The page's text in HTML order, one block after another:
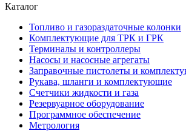
Каталог
Топливо и газораздаточные колонки
Комплектующие для ТРК и ГРК
Терминалы и контроллеры
Насосы и насосные агрегаты
Заправочные пистолеты и
Рукава, шланги и комплектующие
Счетчики жидкости и газа
Резервуарное оборудование
Программное обеспечение
Метрология